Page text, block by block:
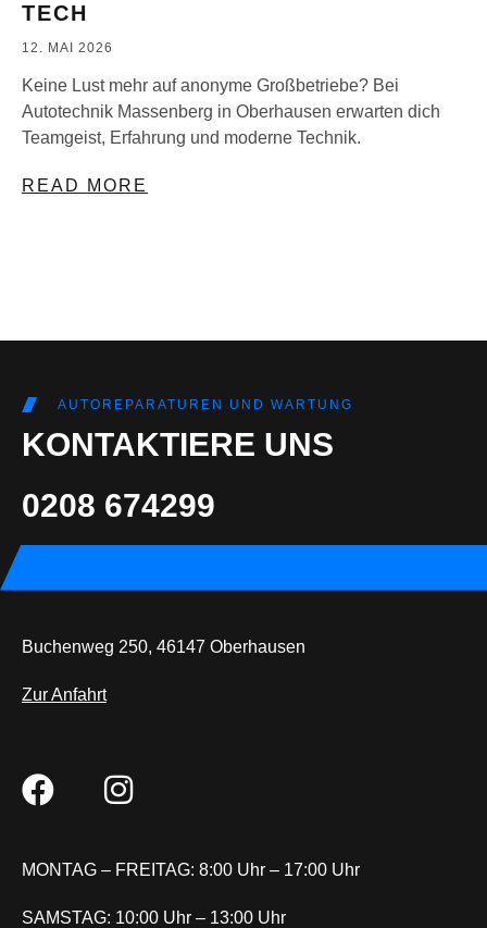
TECH
12. MAI 2026
Keine Lust mehr auf anonyme Großbetriebe? Bei
Autotechnik Massenberg in Oberhausen erwarten dich
Teamgeist, Erfahrung und moderne Technik.
READ MORE
AUTOREPARATUREN UND WARTUNG
KONTAKTIERE UNS
0208 674299
Buchenweg 250, 46147 Oberhausen
Zur Anfahrt
MONTAG – FREITAG: 8:00 Uhr – 17:00 Uhr
SAMSTAG: 10:00 Uhr – 13:00 Uhr